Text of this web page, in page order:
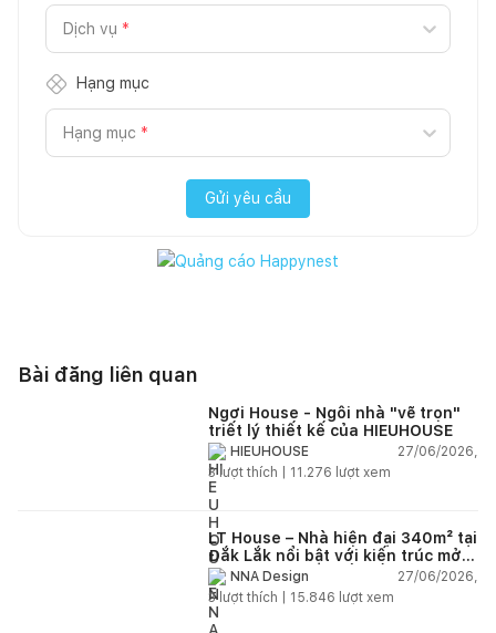
Dịch vụ *
Hạng mục
Hạng mục *
Gửi yêu cầu
Bài đăng liên quan
Ngơi House - Ngôi nhà "vẽ trọn"
triết lý thiết kế của HIEUHOUSE
HIEUHOUSE
27/06/2026,
3lượt thích | 11.276 lượt xem
LT House – Nhà hiện đại 340m² tại
Đắk Lắk nổi bật với kiến trúc mở
và hệ sân vườn kết nối thiên
nhiên
NNA Design
27/06/2026,
3lượt thích | 15.846 lượt xem